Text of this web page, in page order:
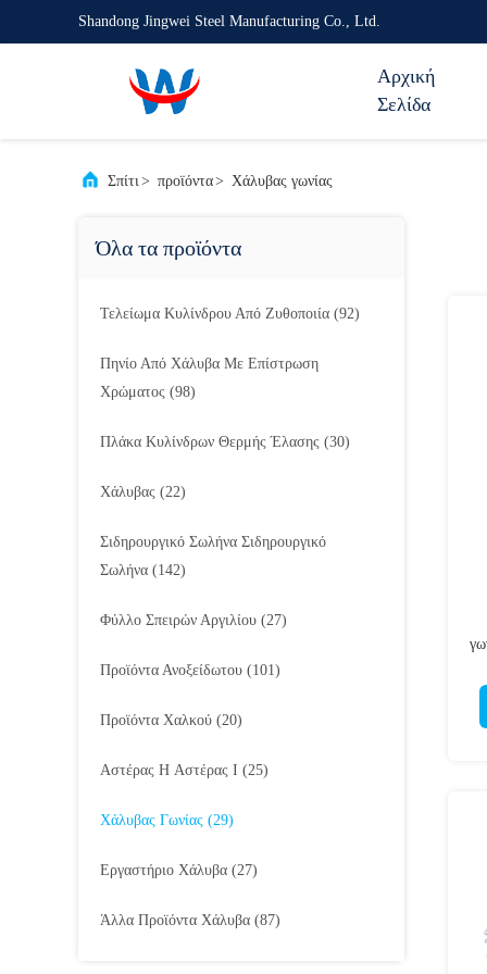
Shandong Jingwei Steel Manufacturing Co., Ltd.
Αρχική
Σελίδα
Σπίτι> προϊόντα> Χάλυβας γωνίας
Όλα τα προϊόντα
Τελείωμα Κυλίνδρου Από Ζυθοποιία (92)
Πηνίο Από Χάλυβα Με Επίστρωση
Χρώματος (98)
Πλάκα Κυλίνδρων Θερμής Έλασης (30)
Χάλυβας (22)
Σιδηρουργικό Σωλήνα Σιδηρουργικό
Σωλήνα (142)
Φύλλο Σπειρών Αργιλίου (27)
Προϊόντα Ανοξείδωτου (101)
Προϊόντα Χαλκού (20)
Αστέρας H Αστέρας I (25)
Χάλυβας Γωνίας (29)
Εργαστήριο Χάλυβα (27)
Άλλα Προϊόντα Χάλυβα (87)